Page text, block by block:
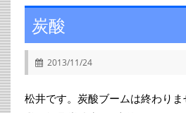
炭酸
2013/11/24
松井です。炭酸ブームは終わりま